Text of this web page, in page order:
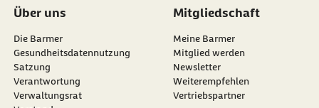
Über uns
Die Barmer
Gesundheitsdatennutzung
Satzung
Verantwortung
Verwaltungsrat
Mitgliedschaft
Meine Barmer
Mitglied werden
Newsletter
externer Link:
Weiterempfehlen
Vertriebspartner